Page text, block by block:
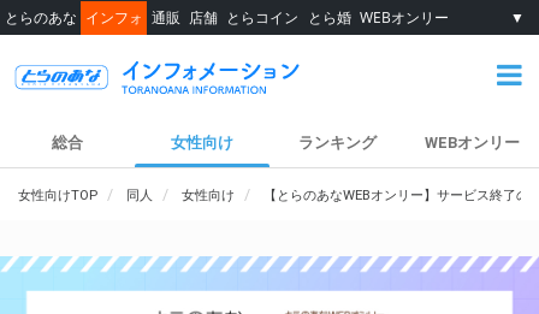
とらのあな インフォ 通販 店舗 とらコイン とら婚 WEBオンリー ▼
総合 女性向け ランキング WEBオンリー
女性向けTOP 同人 女性向け 【とらのあなWEBオンリー】サービス終了の